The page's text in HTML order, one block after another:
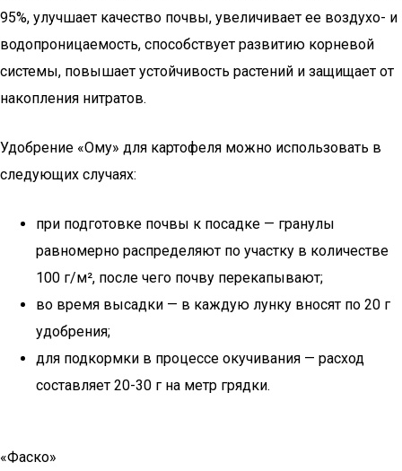
95%, улучшает качество почвы, увеличивает ее воздухо- и
водопроницаемость, способствует развитию корневой
системы, повышает устойчивость растений и защищает от
накопления нитратов.
Удобрение «Ому» для картофеля можно использовать в
следующих случаях:
при подготовке почвы к посадке — гранулы
равномерно распределяют по участку в количестве
100 г/м², после чего почву перекапывают;
во время высадки — в каждую лунку вносят по 20 г
удобрения;
для подкормки в процессе окучивания — расход
составляет 20-30 г на метр грядки.
«Фаско»